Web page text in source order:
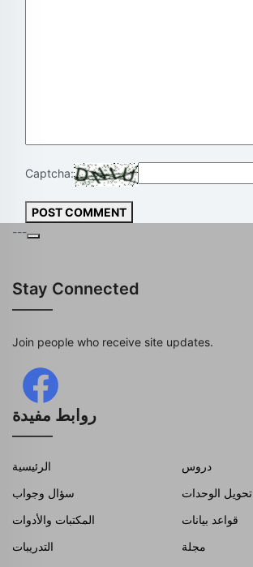
Captcha:
POST COMMENT
---
Stay Connected
Join people who receive site updates.
روابط مفيدة
الرئيسية
دروس
سؤال وجواب
تحويل الوحدات
المكتبات والأدوات
قواعد بيانات
التدريبات
مجلة